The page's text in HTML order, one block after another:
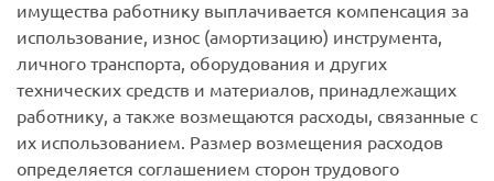
имущества работнику выплачивается компенсация за
использование, износ (амортизацию) инструмента,
личного транспорта, оборудования и других
технических средств и материалов, принадлежащих
работнику, а также возмещаются расходы, связанные с
их использованием. Размер возмещения расходов
определяется соглашением сторон трудового